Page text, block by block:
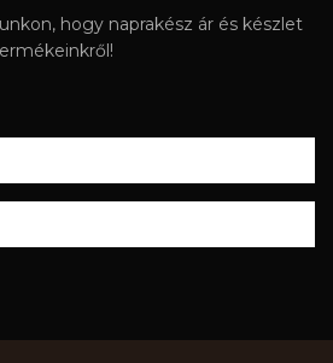
hogy naprakész ár és készlet